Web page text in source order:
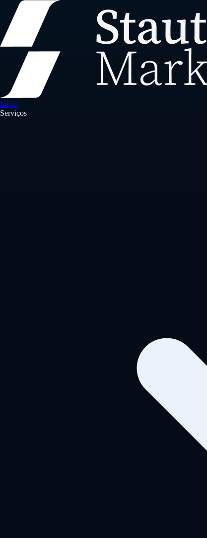
Início
Serviços